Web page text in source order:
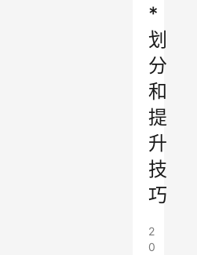
*
划
分
和
提
升
技
巧
2
0